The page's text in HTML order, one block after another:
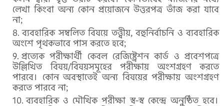
লেখা কিংবা অন্য কোন প্রয়োজনে উত্তরপত্র ভাঁজ করা যাবে
না;
ব্যবহারিক সম্বলিত বিষয়ে তত্ত্বীয়, বহুনির্বাচনি ও ব্যবহারিক
অংশে পৃথকভাবে পাস করতে হবে;
প্রত্যেক পরীক্ষার্থী কেবল রেজিষ্ট্রেশন কার্ড ও প্রবেশপত্রে
উল্লিখিত বিষয়/বিষয়সমূহের পরীক্ষায় অংশগ্রহণ করতে
পারবে। কোন অবস্থাতেই অন্য বিষয়ের পরীক্ষায় অংশগ্রহণ
করতে পারবে না;
ব্যবহারিক ও মৌখিক পরীক্ষা স্ব-স্ব কেন্দ্রে অনুষ্ঠিত হবে।